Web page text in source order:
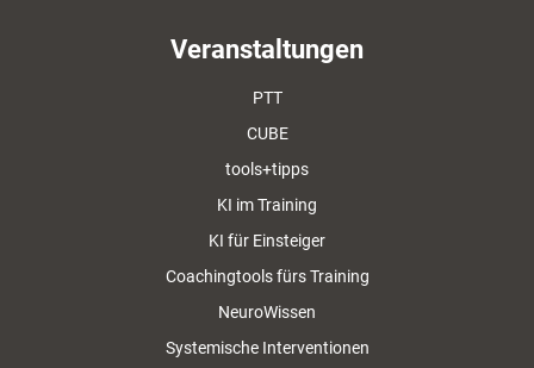
Veranstaltungen
PTT
CUBE
tools+tipps
KI im Training
KI für Einsteiger
Coachingtools fürs Training
NeuroWissen
Systemische Interventionen